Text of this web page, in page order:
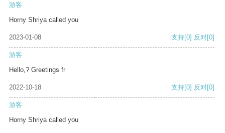
游客
Horny Shriya called you
2023-01-08 支持[0] 反对[0]
游客
Hello,? Greetings fr
2022-10-18 支持[0] 反对[0]
游客
Horny Shriya called you